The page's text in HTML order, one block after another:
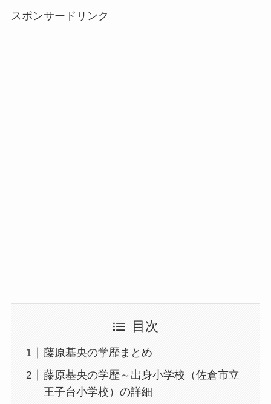
スポンサードリンク
目次
藤原基央の学歴まとめ
藤原基央の学歴～出身小学校（佐倉市立
王子台小学校）の詳細